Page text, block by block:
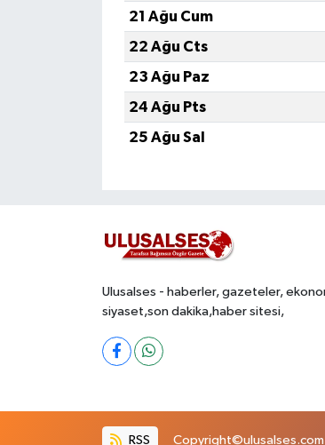
21 Ağu Cum
22 Ağu Cts
23 Ağu Paz
24 Ağu Pts
25 Ağu Sal
Ulusalses - haberler, gazeteler,
siyaset,son dakika,haber sitesi,
RSS Copyright©ulusalses.com